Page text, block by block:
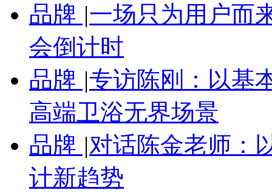
品牌 |一场只为用户而
会倒计时
品牌 |专访陈刚：以基
高端卫浴无界场景
品牌 |对话陈金老师：
计新趋势